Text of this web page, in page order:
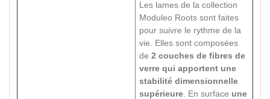
Les lames de la collection
Moduleo Roots sont faites
pour suivre le rythme de la
vie. Elles sont composées
de 2 couches de fibres de
verre qui apportent une
stabilité dimensionnelle
supérieure . En surface une